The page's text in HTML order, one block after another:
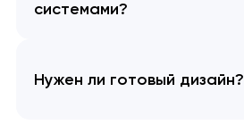
системами?
Нужен ли готовый дизайн?